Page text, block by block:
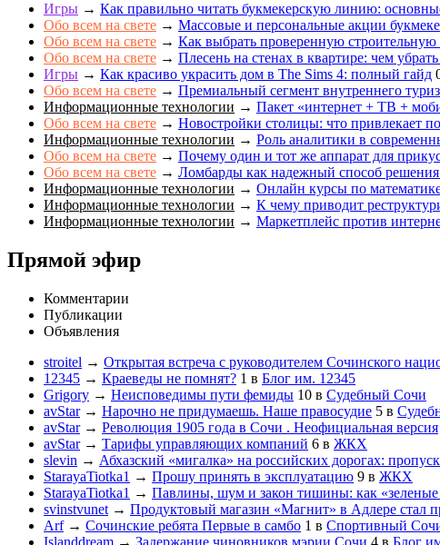
Игры → Как правильно читать букмекерскую линию:
Обо всем на свете → Массовые и персональные акции
Обо всем на свете → Как выбрать проверенную
Обо всем на свете → Плесень на стенах в квартире: чем
Игры → Как красиво украсить дом в The Sims 4: полный гайд
Обо всем на свете → Премиальный сегмент внутреннего
Информационные технологии → Пакет «интернет + ТВ +
Обо всем на свете → Новостройки столицы: что привлекает
Информационные технологии → Роль аналитики в
Обо всем на свете → Почему один и тот же аппарат для
Обо всем на свете → Ломбарды как надежный способ
Информационные технологии → Онлайн курсы по
Информационные технологии → К чему приводит
Информационные технологии → Маркетплейс против
Прямой эфир
Комментарии
Публикации
Объявления
stroitel → Открытая встреча с руководителем Сочинского
12345 → Краеведы не помнят? 1 в Блог им. 12345
Grigory → Неисповедимы пути фемиды 10 в Судебный Сочи
avStar→ Нарочно не придумаешь. Наше правосудие 5 в
avStar→ Революция 1905 года в Сочи . Неофициальная версия
avStar→ Тарифы управляющих компаний 6 в ЖКХ
slevin → Абхазский «мигалка» на российских дорогах:
StarayaTiotka1 → Прошу принять в эксплуатацию 9 в ЖКХ
StarayaTiotka1 → Павлины, шум и закон тишины: как
svinstvunet → Продуктовый магазин «Магнит» в Адлере стал
Arf→ Сочинские ребята Первые в самбо 1 в Спортивный
Islanddream → Задержание чиновников мэрии Сочи 4 в Блог